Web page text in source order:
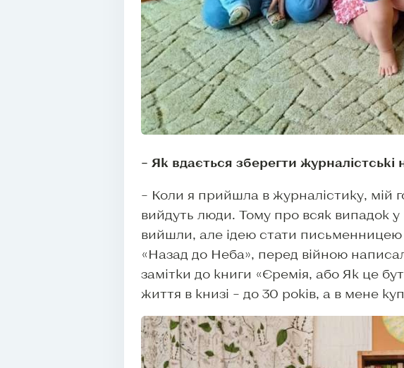
– Як вдається зберегти
– Коли я прийшла в журналістику, мій
вийдуть люди. Тому про всяк випадок
вийшли, але ідею стати письменницею
«Назад до Неба», перед війною
замітки до книги «Єремія, або Як це
життя в книзі – до 30 років, а в мене